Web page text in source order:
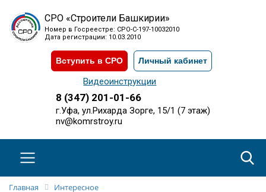
СРО «Строители Башкирии»
Номер в Госреестре: СРО-С-197-10032010
Дата регистрации: 10.03.2010
Вступить в СРО Личный кабинет
Видеоинструкции
8 (347) 201-01-66
г.Уфа, ул.Рихарда Зорге, 15/1 (7 этаж)
nv@komrstroy.ru
Главная
Интересное